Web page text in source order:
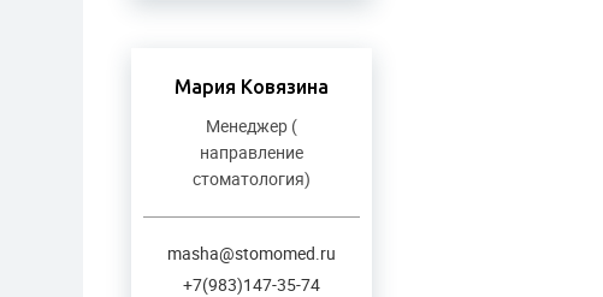
Мария Ковязина
Менеджер (
направление
стоматология)
masha@stomomed.ru
+7(983)147-35-74